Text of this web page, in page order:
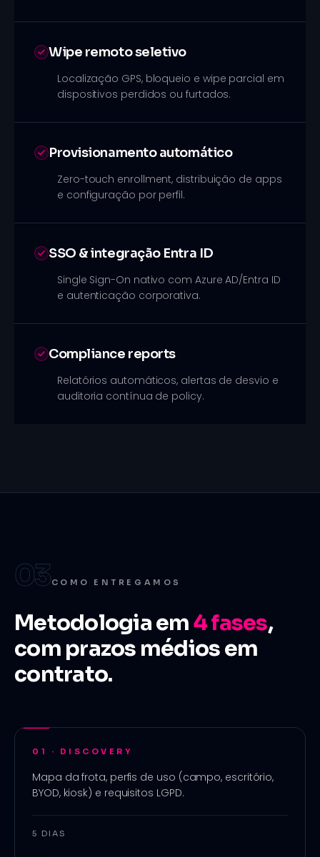
Wipe remoto seletivo
Localização GPS, bloqueio e wipe parcial em
dispositivos perdidos ou furtados.
Provisionamento automático
Zero-touch enrollment, distribuição de apps
e configuração por perfil.
SSO & integração Entra ID
Single Sign-On nativo com Azure AD/Entra ID
e autenticação corporativa.
Compliance reports
Relatórios automáticos, alertas de desvio e
auditoria contínua de policy.
03COMO ENTREGAMOS
Metodologia em4fases,
com prazos médios em
contrato.
01 · DISCOVERY
Mapa da frota, perfis de uso (campo, escritório,
BYOD, kiosk) e requisitos LGPD.
5 DIAS